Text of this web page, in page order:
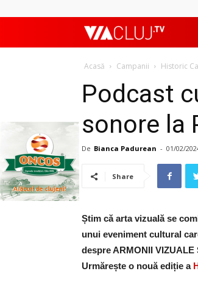
ViaClujTV
Acasă Campanii Historic
Podcast
sonore la
De Bianca Padurean - 01/02/
Share
Știm că arta vizuală se
unui eveniment cultural
despre ARMONII
Urmărește o nouă ediție a